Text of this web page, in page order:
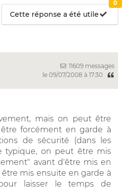
Cette réponse a été utile
0
11609 messages
le 09/07/2008 à 17:30
mais on peut être
forcément en garde à
de sécurité (dans les
typique, on peut être mis
avant d'être mis en
mis ensuite en garde à
laisser le temps de